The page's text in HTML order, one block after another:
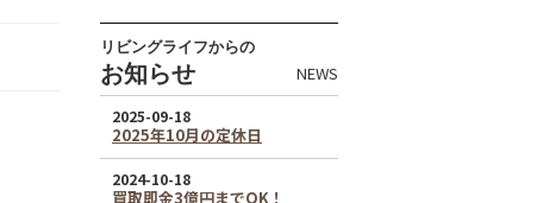
リビングライフからの
お知らせ NEWS